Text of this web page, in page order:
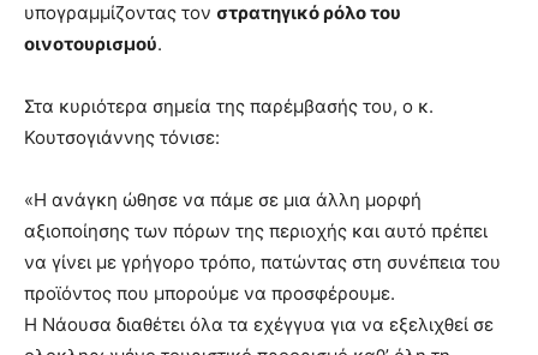
υπογραμμίζοντας τον στρατηγικό ρόλο του
οινοτουρισμού.
Στα κυριότερα σημεία της παρέμβασής του, ο κ.
Κουτσογιάννης τόνισε:
«Η ανάγκη ώθησε να πάμε σε μια άλλη μορφή
αξιοποίησης των πόρων της περιοχής και αυτό πρέπει
να γίνει με γρήγορο τρόπο, πατώντας στη συνέπεια του
προϊόντος που μπορούμε να προσφέρουμε.
Η Νάουσα διαθέτει όλα τα εχέγγυα για να εξελιχθεί σε